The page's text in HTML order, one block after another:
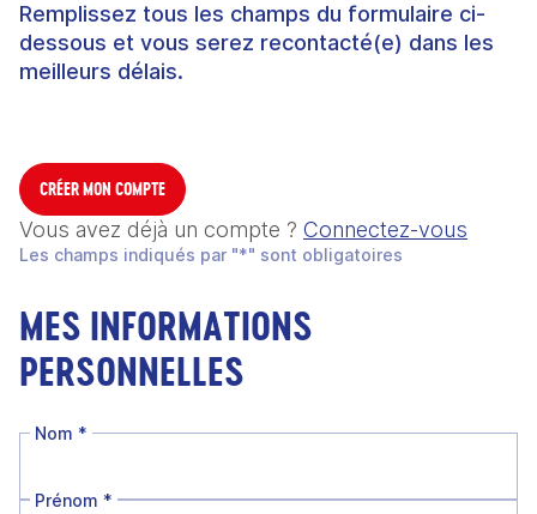
Remplissez tous les champs du formulaire ci-
dessous et vous serez recontacté(e) dans les
meilleurs délais.
CRÉER MON COMPTE
Vous avez déjà un compte ? Connectez-vous
Les champs indiqués par "*" sont obligatoires
MES INFORMATIONS
PERSONNELLES
Nom *
Prénom *